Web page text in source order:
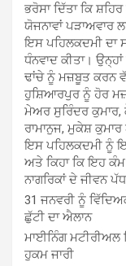
ਭਰੋਸਾ ਦਿੱਤਾ ਕਿ
ਯੋਜਨਾਵਾਂ ਪੜਾਅਵਾਰ
ਇਸ ਪਹਿਲਕਦਮੀ ਦਾ
ਧੰਨਵਾਦ ਕੀਤਾ।
ਢਾਂਚੇ ਨੂੰ ਮਜ਼ਬੂਤ ਕਰਨ
ਹੁਸ਼ਿਆਰਪੁਰ ਨੂੰ ਹੋਰ
ਮੇਅਰ ਸੁਰਿੰਦਰ ਕੁਮਾਰ,
ਰਾਮਾਨੁਜ, ਮੁਕੇਸ਼
ਇਸ ਪਹਿਲਕਦਮੀ ਨੂੰ
ਅਤੇ ਕਿਹਾ ਕਿ ਇਹ ਕੰਮ
ਨਾਗਰਿਕਾਂ ਦੇ ਜੀਵਨ
31 ਜਨਵਰੀ ਨੂੰ
ਛੁੱਟੀ ਦਾ ਐਲਾਨ
ਮਾਈਨਿੰਗ ਮਟੀਰੀਅਲ
ਹੁਕਮ ਜਾਰੀ